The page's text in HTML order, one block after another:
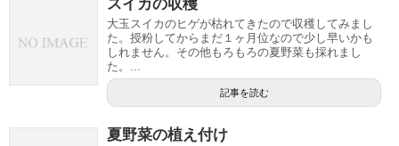
スイカの収穫
大玉スイカのヒゲが枯れてきたので収穫してみまし
た。授粉してからまだ１ヶ月位なので少し早いかも
しれません。その他もろもろの夏野菜も採れまし
た。...
記事を読む
夏野菜の植え付け